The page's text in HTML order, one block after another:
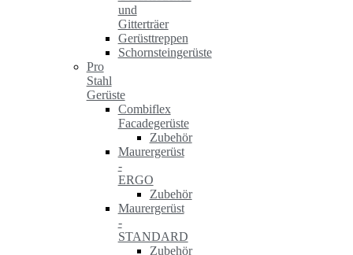
und
Gitterträer
Gerüsttreppen
Schornsteingerüste
Pro
Stahl
Gerüste
Combiflex
Facadegerüste
Zubehör
Maurergerüst
-
ERGO
Zubehör
Maurergerüst
-
STANDARD
Zubehör